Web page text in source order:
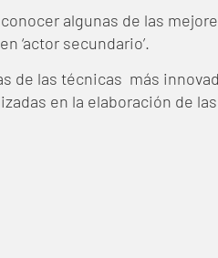
algunas de las
‘actor secundario’.
de las técnicas más
en la elaboración de